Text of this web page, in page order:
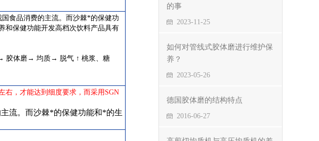
食品消费的主流。而沙棘*的保健功
和保健功能开发高档次饮料产品具有
体磨→ 均质→ 脱气 ↑ 桃浆、糖
右，才能达到细度要求，而采用SGN
流。而沙棘*的保健功能和*的生
的事
2023-11-25
如何对管线式胶体磨进行维护保
养？
2023-05-26
德国胶体磨的结构特点
2016-06-27